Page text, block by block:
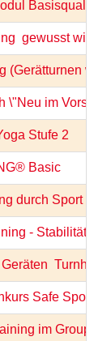
 gewusst wie
(Gerätturnen
\"Neu im
Stufe 2
Basic
durch Sport -
- Stabilität

Safe Sport
im